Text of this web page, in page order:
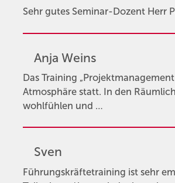
Sehr gutes Seminar-Dozent Herr
Anja Weins
Das Training
Atmosphäre statt. In den
wohlfühlen und …
Sven
Führungskräftetraining ist sehr